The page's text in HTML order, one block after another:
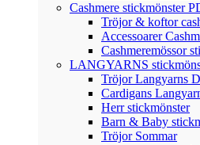
Cashmere stickmönster
Tröjor & koftor
Accessoarer
Cashmeremössor
LANGYARNS
Tröjor Langyarns
Cardigans
Herr stickmönster
Barn & Baby
Tröjor Sommar